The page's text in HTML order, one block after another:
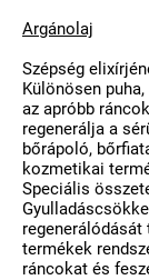
Argánolaj
Szépség
Különösen
az apróbb
regenerálja a
bőrápoló,
kozmetikai
Speciális
termékek
ráncokat és